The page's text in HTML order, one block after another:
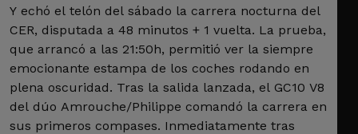
Y echó el telón del sábado la carrera nocturna del
CER, disputada a 48 minutos + 1 vuelta. La prueba,
que arrancó a las 21:50h, permitió ver la siempre
emocionante estampa de los coches rodando en
plena oscuridad. Tras la salida lanzada, el GC10 V8
del dúo Amrouche/Philippe comandó la carrera en
sus primeros compases. Inmediatamente tras